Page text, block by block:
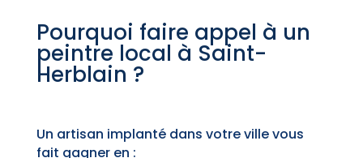
Pourquoi faire appel à un
peintre local à Saint-
Herblain ?
Un artisan implanté dans votre ville vous
fait gagner en :